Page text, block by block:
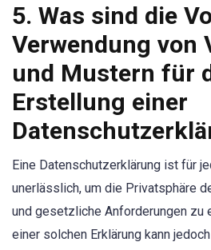
5. Was sind die
Verwendung von
und Mustern für
Erstellung einer
Eine Datenschutzerklärung ist für
unerlässlich, um die Privatsphäre
und gesetzliche Anforderungen zu
einer solchen Erklärung kann